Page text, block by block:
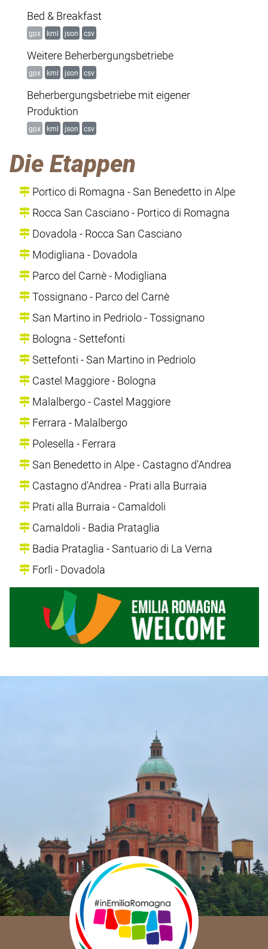
Bed & Breakfast
gpx kml json csv
Weitere Beherbergungsbetriebe
gpx kml json csv
Beherbergungsbetriebe mit eigener
Produktion
gpx kml json csv
Die Etappen
Portico di Romagna - San Benedetto in Alpe
Rocca San Casciano - Portico di Romagna
Dovadola - Rocca San Casciano
Modigliana - Dovadola
Parco del Carnè - Modigliana
Tossignano - Parco del Carnè
San Martino in Pedriolo - Tossignano
Bologna - Settefonti
Settefonti - San Martino in Pedriolo
Castel Maggiore - Bologna
Malalbergo - Castel Maggiore
Ferrara - Malalbergo
Polesella - Ferrara
San Benedetto in Alpe - Castagno d'Andrea
Castagno d'Andrea - Prati alla Burraia
Prati alla Burraia - Camaldoli
Camaldoli - Badia Prataglia
Badia Prataglia - Santuario di La Verna
Forlì - Dovadola